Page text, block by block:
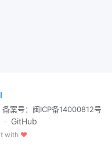
案号：闽ICP备14000812号
· GitHub
with ♥